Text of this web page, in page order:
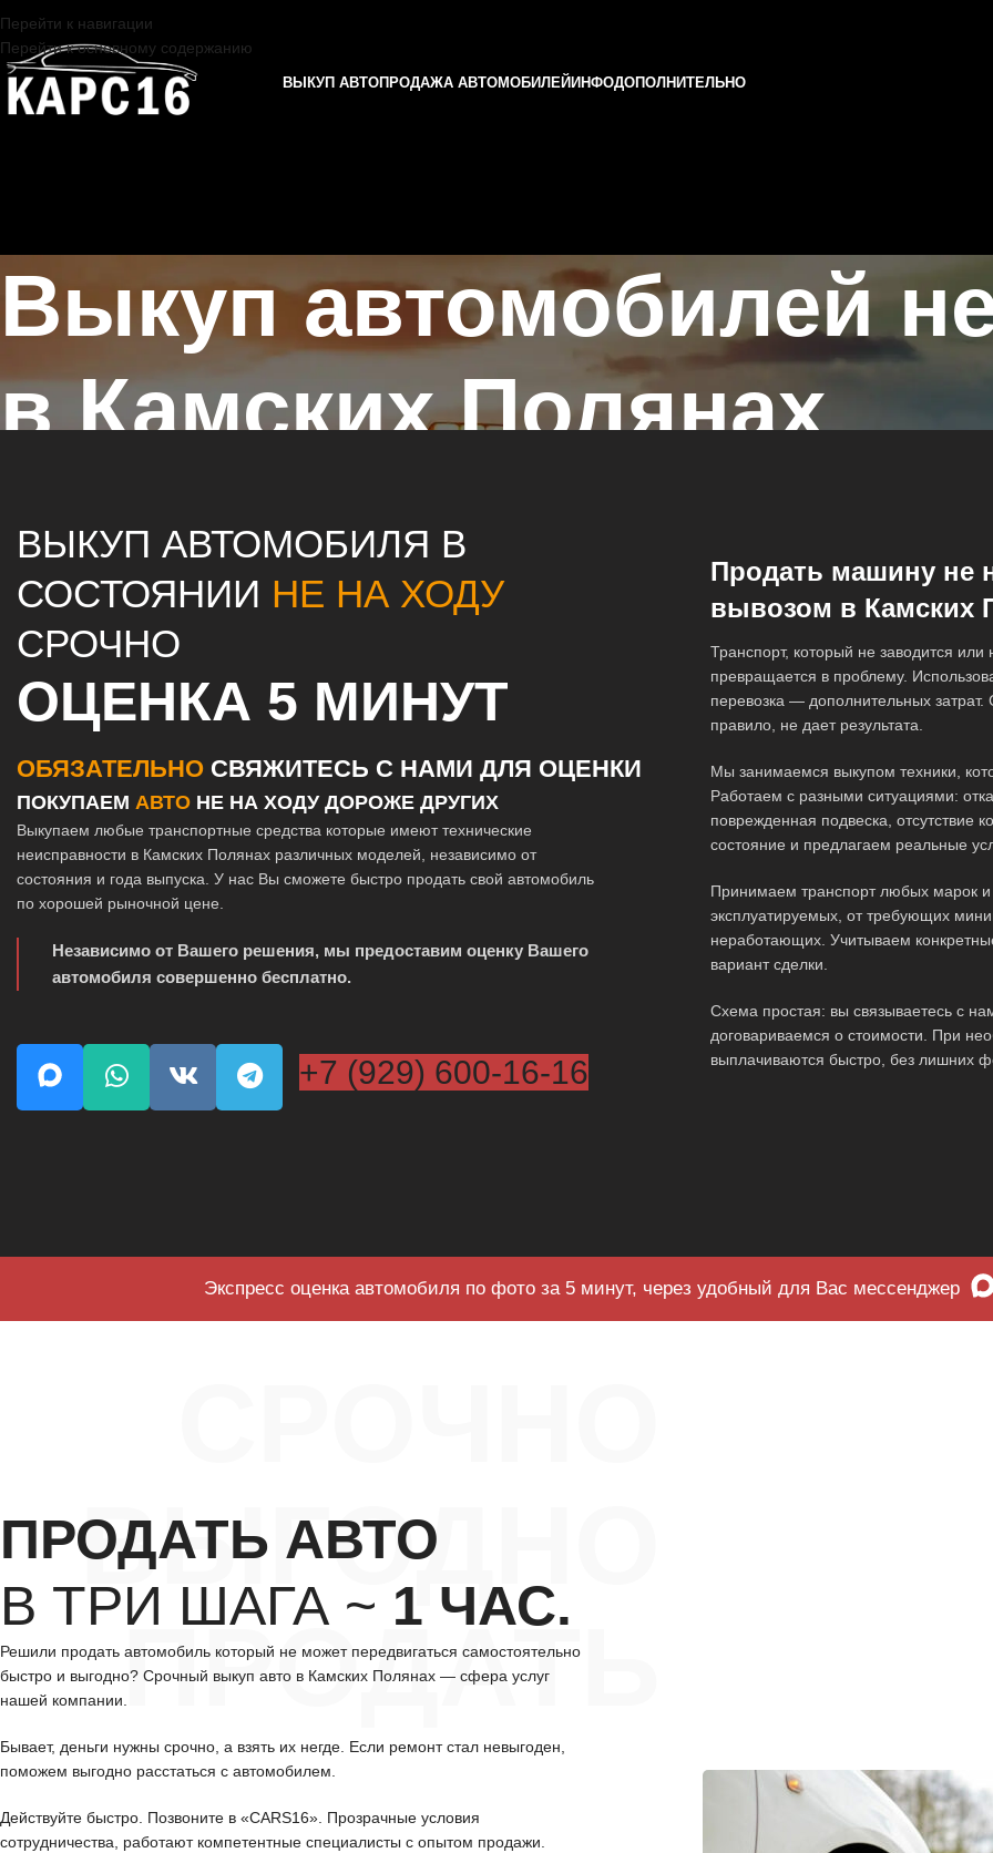
Перейти к навигации
Перейти к основному содержанию
ВЫКУП АВТОПРОДАЖА АВТОМОБИЛЕЙ ИНФОДОПОЛНИТЕЛЬНО
Выкуп автомобилей
в Камских Полянах
ВЫКУП АВТОМОБИЛЯ В
СОСТОЯНИИ НЕ НА ХОДУ
СРОЧНО
ОЦЕНКА 5 МИНУТ
ОБЯЗАТЕЛЬНО СВЯЖИТЕСЬ С НАМИ ДЛЯ ОЦЕНКИ
ПОКУПАЕМ АВТО НЕ НА ХОДУ ДОРОЖЕ ДРУГИХ
Выкупаем любые транспортные средства которые имеют технические
неисправности в Камских Полянах различных моделей, независимо от
состояния и года выпуска. У нас Вы сможете быстро продать свой автомобиль
по хорошей рыночной цене.
Независимо от Вашего решения, мы предоставим оценку Вашего
автомобиля совершенно бесплатно.
+7 (929) 600-16-16
Продать машину не
вывозом в Камских
Транспорт, который не заводится
превращается в проблему.
перевозка — дополнительных
правило, не дает результата.
Мы занимаемся выкупом техники,
Работаем с разными ситуациями:
поврежденная подвеска, отсутствие
состояние и предлагаем реальные
Принимаем транспорт любых марок и
эксплуатируемых, от требующих
неработающих. Учитываем
вариант сделки.
Схема простая: вы связываетесь с
договариваемся о стоимости. При
выплачиваются быстро, без лишних
Экспресс оценка автомобиля по фото за 5 минут, через удобный для Вас мессенджер
ВЫГОДНО
ПРОДАТЬ
ПРОДАТЬ АВТО
В ТРИ ШАГА ~ 1 ЧАС.
Решили продать автомобиль который не может передвигаться самостоятельно
быстро и выгодно? Срочный выкуп авто в Камских Полянах — сфера услуг
нашей компании.
Бывает, деньги нужны срочно, а взять их негде. Если ремонт стал невыгоден,
поможем выгодно расстаться с автомобилем.
Действуйте быстро. Позвоните в «CARS16». Прозрачные условия
сотрудничества, работают компетентные специалисты с опытом продажи.